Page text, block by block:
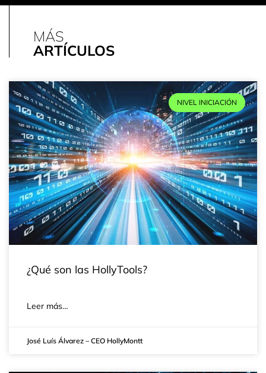
MÁS
ARTÍCULOS
¿Qué son las HollyTools?
NIVEL INICIACIÓN
José Luís Álvarez – CEO HollyMontt
Leer más…